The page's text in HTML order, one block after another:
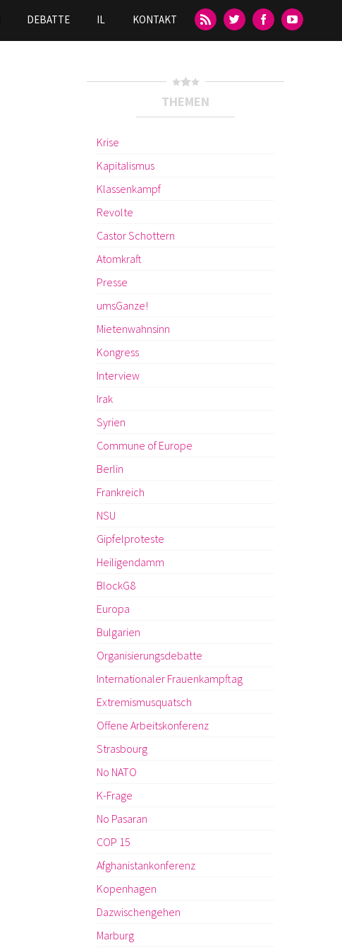
DEBATTE IL KONTAKT
THEMEN
Krise
Kapitalismus
Klassenkampf
Revolte
Castor Schottern
Atomkraft
Presse
umsGanze!
Mietenwahnsinn
Kongress
Interview
Irak
Syrien
Commune of Europe
Berlin
Frankreich
NSU
Gipfelproteste
Heiligendamm
BlockG8
Europa
Bulgarien
Organisierungsdebatte
Internationaler Frauenkampftag
Extremismusquatsch
Offene Arbeitskonferenz
Strasbourg
No NATO
K-Frage
No Pasaran
COP 15
Afghanistankonferenz
Kopenhagen
Dazwischengehen
Marburg